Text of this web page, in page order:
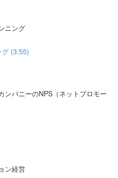
ニング
グ (3:55)
パニーのNPS（ネットプロモー
ン経営